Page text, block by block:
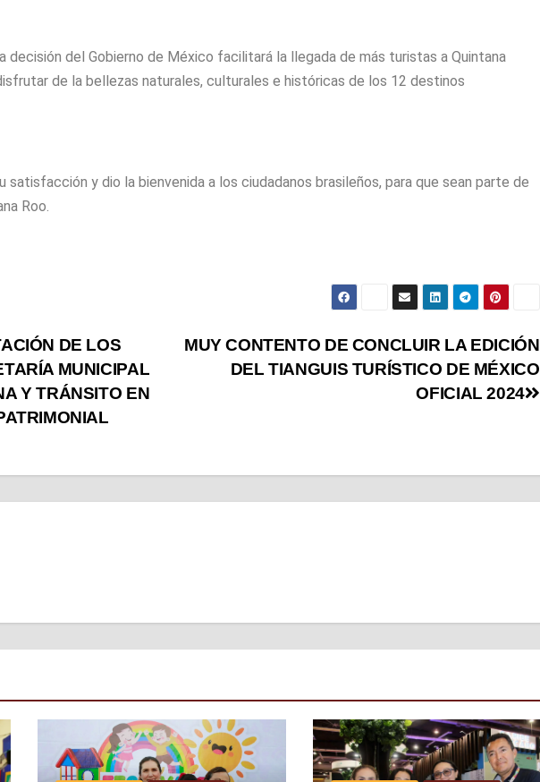
decisión del Gobierno de México facilitará la llegada de más turistas a Quintana
de la bellezas naturales, culturales e históricas de los 12 destinos
y dio la bienvenida a los ciudadanos brasileños, para que sean parte de
Roo.
MUY CONTENTO DE CONCLUIR LA EDICIÓN
DEL TIANGUIS TURÍSTICO DE MÉXICO
OFICIAL 2024
DE LOS
MUNICIPAL
Y TRÁNSITO EN